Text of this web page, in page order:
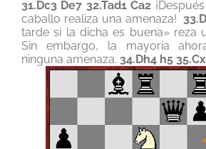
31.Dc3 De7 32.Tad1 Ca2
caballo realiza una amenaza!
tarde si la dicha es buena» reza
Sin embargo, la mayoría
ninguna amenaza. 34.Dh4 h5